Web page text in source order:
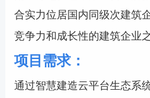
合实力位居国内同级次建筑
竞争力和成长性的建筑企业之
项目需求：
通过智慧建造云平台生态系